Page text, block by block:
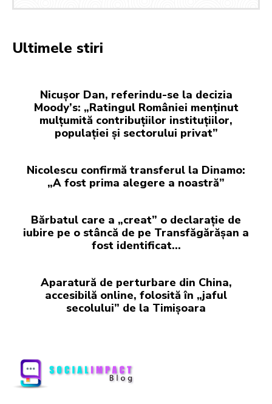
Ultimele stiri
Nicușor Dan, referindu-se la decizia
Moody’s: „Ratingul României menținut
mulțumită contribuțiilor instituțiilor,
populației și sectorului privat”
Nicolescu confirmă transferul la Dinamo:
„A fost prima alegere a noastră”
Bărbatul care a „creat” o declarație de
iubire pe o stâncă de pe Transfăgărășan a
fost identificat…
Aparatură de perturbare din China,
accesibilă online, folosită în „jaful
secolului” de la Timișoara